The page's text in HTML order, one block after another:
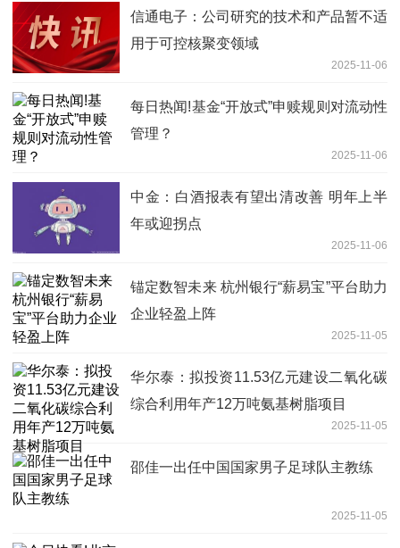
信通电子：公司研究的技术和产品暂不适
用于可控核聚变领域
2025-11-06
每日热闻!基金“开放式”申赎规则对流动性
管理？
2025-11-06
中金：白酒报表有望出清改善 明年上半
年或迎拐点
2025-11-06
锚定数智未来 杭州银行“薪易宝”平台助力
企业轻盈上阵
2025-11-05
华尔泰：拟投资11.53亿元建设二氧化碳
综合利用年产12万吨氨基树脂项目
2025-11-05
邵佳一出任中国国家男子足球队主教练
2025-11-05